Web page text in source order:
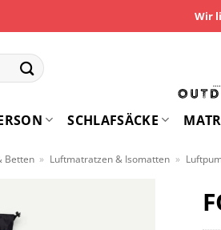
Wir
SCHLAFSÄCKE
Betten » Luftmatratzen & Isomatten »